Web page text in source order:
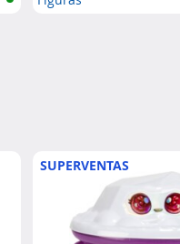
SUPERVENTAS